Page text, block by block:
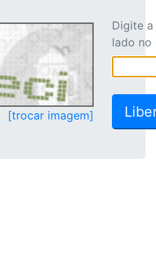
[trocar imagem]
Digite
lado no